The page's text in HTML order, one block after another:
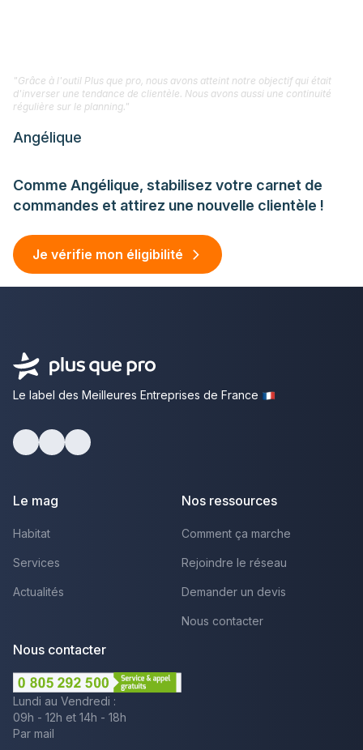
Comme Angélique, stabilisez votre carnet de
commandes et attirez une nouvelle clientèle !
Je vérifie mon éligibilité
"Grâce à l'outil Plus que pro, nous avons atteint notre objectif qui était
d'inverser une tendance de clientèle. Nous avons aussi une continuité
régulière sur le planning."
Angélique
Le label des Meilleures Entreprises de France
Le mag
Habitat
Services
Actualités
Nos ressources
Comment ça marche
Rejoindre le réseau
Demander un devis
Nous contacter
Nous contacter
Lundi au Vendredi :
09h - 12h et 14h - 18h
Par mail